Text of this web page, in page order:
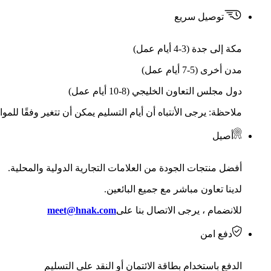
توصيل سريع
مكة إلى جدة (3-4 أيام عمل)
مدن أخرى (5-7 أيام عمل)
دول مجلس التعاون الخليجي (8-10 أيام عمل)
ملاحظة: يرجى الأنتباه أن أيام التسليم يمكن أن تتغير وفقًا
أصيل
أفضل منتجات الجودة من العلامات التجارية الدولية والمحلية.
لدينا تعاون مباشر مع جميع البائعين.
للانضمام ، يرجى الاتصال بنا علىmeet@hnak.com
دفع امن
الدفع باستخدام بطاقة الائتمان أو النقد على التسليم